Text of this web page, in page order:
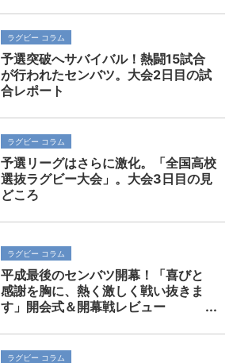
ラグビー コラム
予選突破へサバイバル！熱闘15試合
が行われたセンバツ。大会2日目の試
合レポート
ラグビー コラム
予選リーグはさらに激化。「全国高校
選抜ラグビー大会」。大会3日目の見
どころ
ラグビー コラム
平成最後のセンバツ開幕！「喜びと
感謝を胸に、熱く激しく戦い抜きま
す」開会式＆開幕戦レビュー
ラグビー コラム